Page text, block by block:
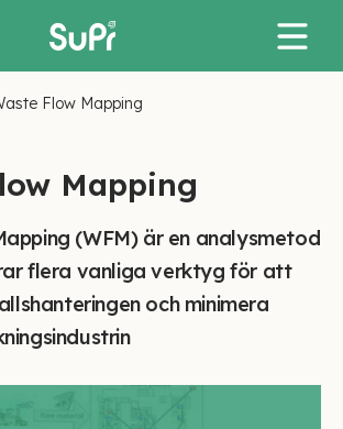
Flow Mapping
Mapping
(WFM) är en analysmetod
flera vanliga verktyg för att
och minimera